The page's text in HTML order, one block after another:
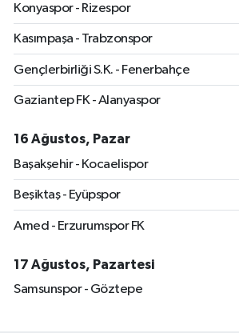
Konyaspor - Rizespor
Kasımpaşa - Trabzonspor
Gençlerbirliği S.K. - Fenerbahçe
Gaziantep FK - Alanyaspor
16 Ağustos, Pazar
Başakşehir - Kocaelispor
Beşiktaş - Eyüpspor
Amed - Erzurumspor FK
17 Ağustos, Pazartesi
Samsunspor - Göztepe